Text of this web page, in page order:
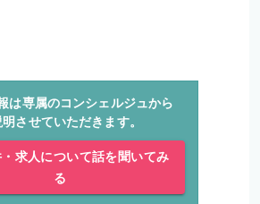
は専属のコンシェルジュから
明させていただきます。
求人について話を聞いてみ
る